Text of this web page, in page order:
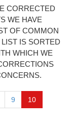
CORRECTED
WE HAVE
OF COMMON
IS SORTED
WHICH WE
9 10